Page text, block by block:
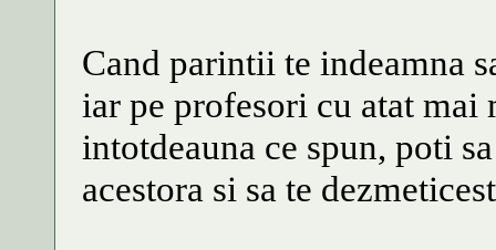
Cand parintii te indeamna
iar pe profesori cu atat
intotdeauna ce spun, poti
acestora si sa te